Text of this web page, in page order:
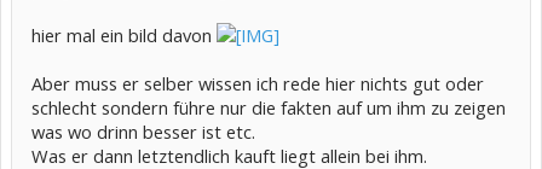
hier mal ein bild davon
Aber muss er selber wissen ich rede hier nichts gut oder
schlecht sondern führe nur die fakten auf um ihm zu zeigen
was wo drinn besser ist etc.
Was er dann letztendlich kauft liegt allein bei ihm.